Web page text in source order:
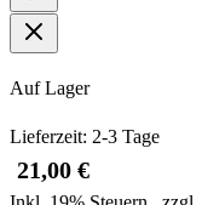
Auf Lager
Lieferzeit: 2-3 Tage
21,00 €